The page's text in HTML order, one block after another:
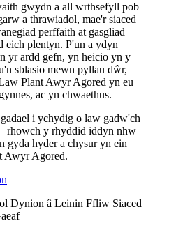
gwydn a all wrthsefyll pob
a thrawiadol, mae'r siaced
perffaith at gasgliad
eich plentyn. P'un a ydyn
yr ardd gefn, yn heicio yn y
sblasio mewn pyllau dŵr,
Plant Awyr Agored yn eu
ac yn chwaethus.
i ychydig o law gadw'ch
rhowch y rhyddid iddyn nhw
gyda hyder a chysur yn ein
Awyr Agored.